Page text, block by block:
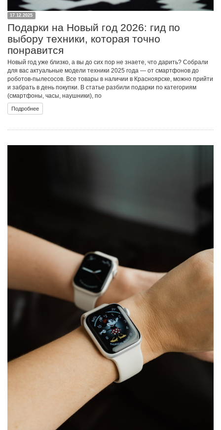
17.12.2025
Подарки на Новый год 2026: гид по
выбору техники, которая точно
понравится
Новый год уже близко, а вы до сих пор не знаете, что дарить? Собрали
для вас актуальные модели техники 2025 года — от смартфонов до
роботов-пылесосов. Все товары в наличии в Красноярске, можно прийти
и забрать в день покупки. В статье разбили подарки по категориям
(смартфоны, часы, наушники), по
Подробнее